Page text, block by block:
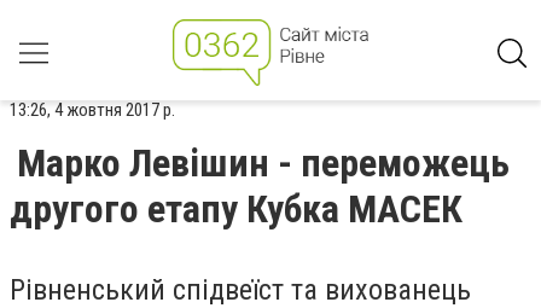
13:26, 4 жовтня 2017 р.
Марко Левішин - переможець
другого етапу Кубка МАСЕК
Рівненський спідвеїст та вихованець